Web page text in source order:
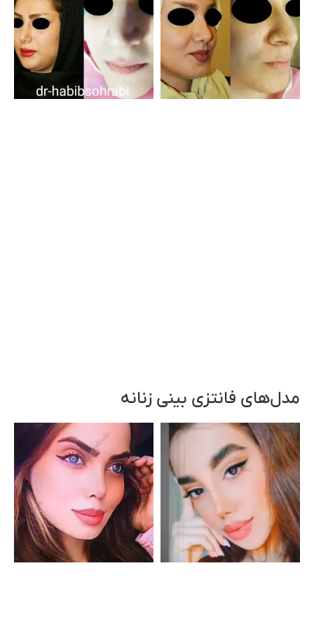
مدل‌های فانتزی بینی زنانه